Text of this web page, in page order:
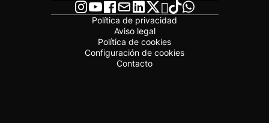
Política de privacidad
Aviso legal
Política de cookies
Configuración de cookies
Contacto